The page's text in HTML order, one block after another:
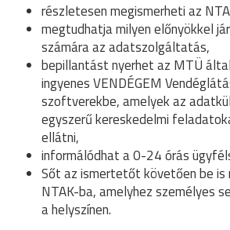
részletesen megismerheti az
megtudhatja milyen előnyökkel
számára az adatszolgáltatás,
bepillantást nyerhet az MTÜ
ingyenes VENDÉGEM
szoftverekbe, amelyek az
egyszerű kereskedelmi
ellátni,
informálódhat a 0-24 órás
Sőt az ismertetőt követően be
NTAK-ba, amelyhez személyes
a helyszínen.